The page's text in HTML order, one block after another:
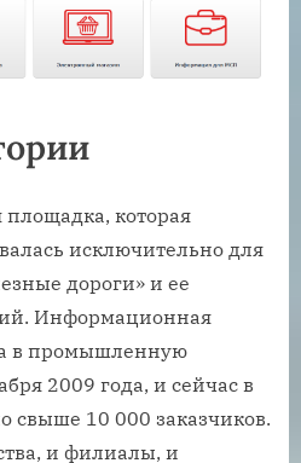
которая
исключительно для
дороги» и ее
Информационная
в промышленную
2009 года, и сейчас в
свыше 10 000 заказчиков.
и филиалы, и